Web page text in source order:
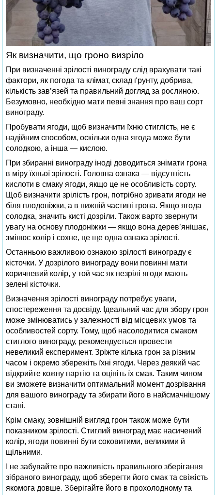
Як визначити, що гроно визріло
При визначенні зрілості винограду слід врахувати такі
фактори, як погода та клімат, склад ґрунту, добрива,
кількість зав’язей та правильний догляд за рослиною.
Безумовно, необхідно мати певні знання про ваш сорт
винограду.
Пробувати ягоди, щоб визначити їхню стиглість, не є
надійним способом, оскільки одна ягода може бути
солодкою, а інша — кислою.
При збиранні винограду іноді доводиться знімати грона
в міру їхньої зрілості. Головна ознака — відсутність
кислоти в смаку ягоди, якщо це не особливість сорту.
Щоб визначити зрілість грон, потрібно зривати ягоди не
біля плодоніжки, а в нижній частині грона. Якщо ягода
солодка, значить кисті дозріли. Також варто звернути
увагу на основу плодоніжки — якщо вона дерев’янішає,
змінює колір і сохне, це ще одна ознака зрілості.
Останньою важливою ознакою зрілості винограду є
кісточки. У дозрілого винограду вони повинні мати
коричневий колір, у той час як незрілі ягоди мають
зелені кісточки.
Визначення зрілості винограду потребує уваги,
спостереження та досвіду. Ідеальний час для збору грон
може змінюватись у залежності від місцевих умов та
особливостей сорту. Тому, щоб насолодитися смаком
стиглого винограду, рекомендується провести
невеликий експеримент. Зріжте кілька грон за різним
часом і окремо збережіть їхні ягоди. Через деякий час
відкрийте кожну партію та оцініть їх смак. Таким чином
ви зможете визначити оптимальний момент дозрівання
для вашого винограду та збирати його в найсмачнішому
стані.
Крім смаку, зовнішній вигляд грон також може бути
показником зрілості. Стиглий виноград має насичений
колір, ягоди повинні бути соковитими, великими й
щільними.
І не забувайте про важливість правильного зберігання
зібраного винограду, щоб зберегти його смак та свіжість
якомога довше. Зберігайте його в прохолодному та